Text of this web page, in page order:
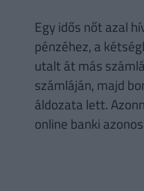
Egy idős nőt azal
pénzéhez, a
utalt át más
számláján, majd
áldozata lett.
online banki